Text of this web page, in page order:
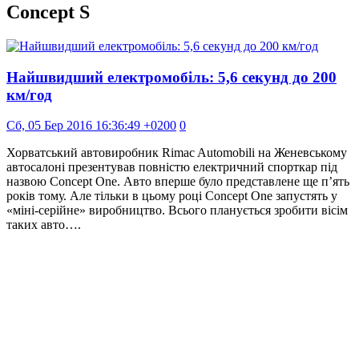
Concept S
Найшвидший електромобіль: 5,6 секунд до 200
км/год
Сб, 05 Бер 2016 16:36:49 +0200 0
Хорватський автовиробник Rimac Automobili на Женевському
автосалоні презентував повністю електричний спорткар під
назвою Concept One. Авто вперше було представлене ще п’ять
років тому. Але тільки в цьому році Concept One запустять у
«міні-серійне» виробництво. Всього планується зробити вісім
таких авто….